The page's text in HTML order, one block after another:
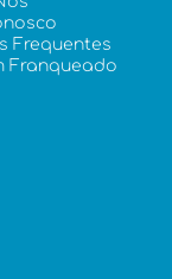
Frequentes
Franqueado